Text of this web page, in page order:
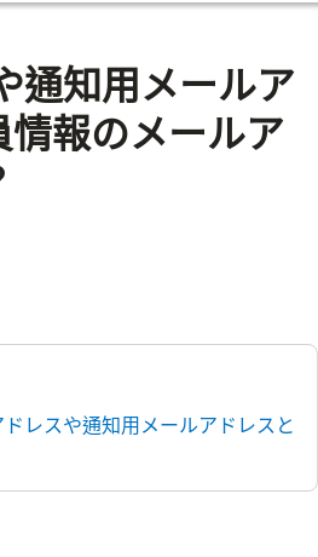
通知用メールア
情報のメールア
レスや通知用メールアドレスと